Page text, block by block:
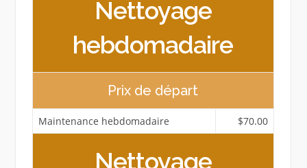
Nettoyage
hebdomadaire
Prix ​​de départ
Maintenance hebdomadaire $70.00
Nettoyage